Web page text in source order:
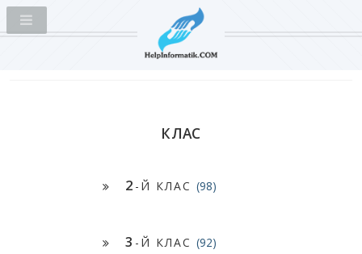
КЛАС
2 -Й КЛАС (98)
3 -Й КЛАС (92)